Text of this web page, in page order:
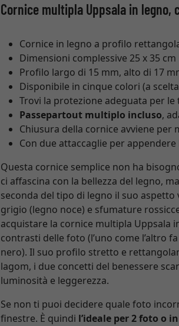
Cornice multipla Uppsala in
Cornice in legno a profilo
Dimensioni complessive 25 x 35 cm
Profilo largo di 15 mm, alto di 17
Disponibile in cinque colori (a
Trovi la protezione adeguata per
Passepartout multiplo incluso,
Chiusura della cornice avviene per
Con due attaccaglie per
Questa cornice semplice non ha
ci affascina con la bellezza del legno,
seconda del tipo di legno il suo
grigio (legno noce) e sfumature
acquistare la cornice multipla Uppsala
contrasti delle foto (l’uno come l’altro
nero). Il suo profilo stretto e
lagom, i due concetti del benessere
luminosità e leggerezza.
Se non ti puoi decidere quale foto
finestre. È quindi l’ideale per 2 foto o